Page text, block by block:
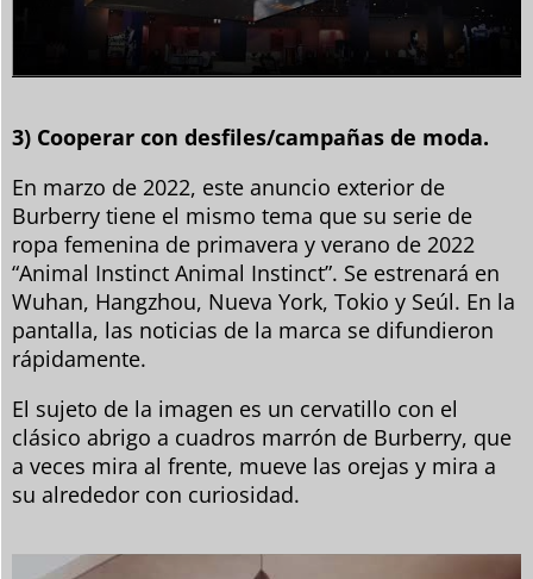
3) Cooperar con desfiles/campañas de moda.
En marzo de 2022, este anuncio exterior de
Burberry tiene el mismo tema que su serie de
ropa femenina de primavera y verano de 2022
“Animal Instinct Animal Instinct”. Se estrenará en
Wuhan, Hangzhou, Nueva York, Tokio y Seúl. En la
pantalla, las noticias de la marca se difundieron
rápidamente.
El sujeto de la imagen es un cervatillo con el
clásico abrigo a cuadros marrón de Burberry, que
a veces mira al frente, mueve las orejas y mira a
su alrededor con curiosidad.